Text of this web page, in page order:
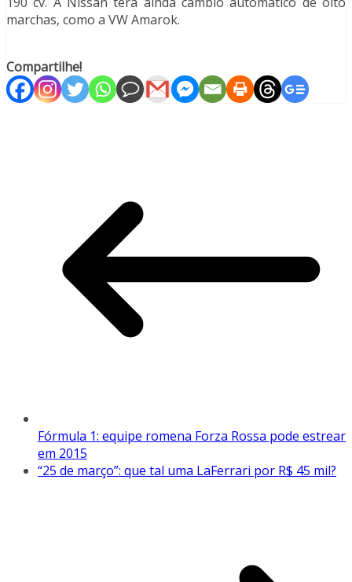
marchas, como a VW Amarok.
Compartilhe!
Fórmula 1: equipe romena Forza Rossa pode estrear
em 2015
“25 de março”: que tal uma LaFerrari por R$ 45 mil?